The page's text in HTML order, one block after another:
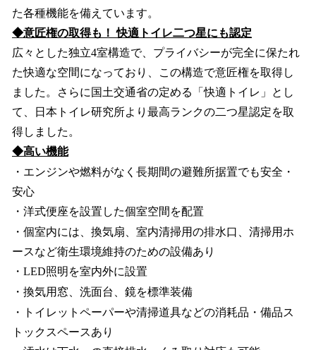
た各種機能を備えています。
◆意匠権の取得も！ 快適トイレ二つ星にも認定
広々とした独立4室構造で、プライバシーが完全に保たれ
た快適な空間になっており、この構造で意匠権を取得し
ました。さらに国土交通省の定める「快適トイレ」とし
て、日本トイレ研究所より最高ランクの二つ星認定を取
得しました。
◆高い機能
・エンジンや燃料がなく長期間の避難所据置でも安全・
安心
・洋式便座を設置した個室空間を配置
・個室内には、換気扇、室内清掃用の排水口、清掃用ホ
ースなど衛生環境維持のための設備あり
・LED照明を室内外に設置
・換気用窓、洗面台、鏡を標準装備
・トイレットペーパーや清掃道具などの消耗品・備品ス
トックスペースあり